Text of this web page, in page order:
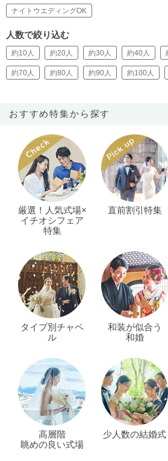
ナイトウエディングOK
人数で絞り込む
約10人 約20人 約30人 約40人
約70人 約80人 約90人 約100人
おすすめ特集から探す
厳選！人気式場×
イチオシフェア
特集
直前割引特集
タイプ別チャペ
ル
和装が似合う
和婚
高層階
眺めの良い式場
少人数の結婚式